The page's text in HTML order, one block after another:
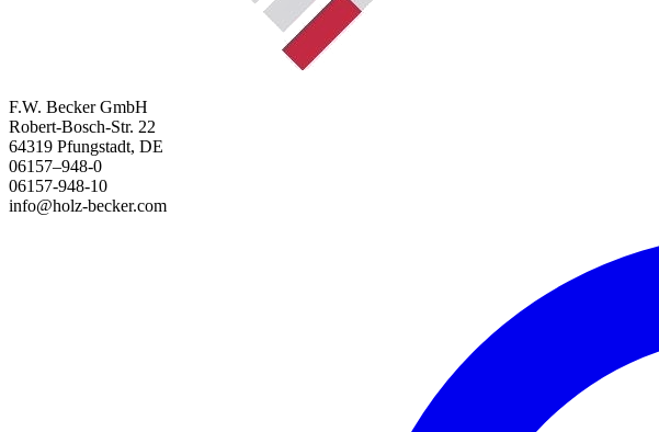
F.W. Becker GmbH
Robert-Bosch-Str. 22
64319 Pfungstadt, DE
06157–948-0
06157-948-10
info@holz-becker.com